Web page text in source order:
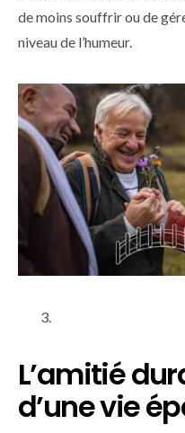
de moins souffrir ou de
niveau de l’humeur.
L’amitié
d’une vie